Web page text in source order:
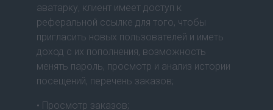
аватарку, клиент имеет доступ к
реферальной ссылке для того, чтобы
пригласить новых пользователей и иметь
доход с их пополнения, возможность
менять пароль, просмотр и анализ истории
посещений, перечень заказов;
• Просмотр заказов;